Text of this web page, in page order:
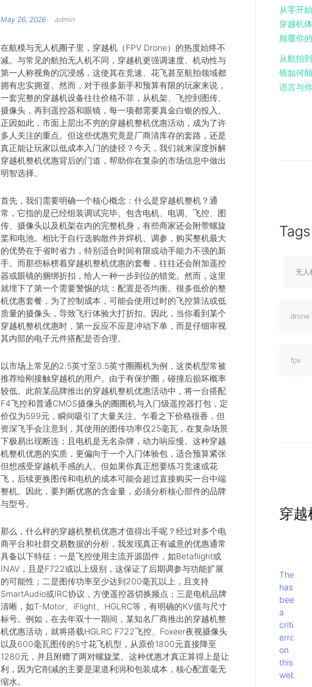
May 26, 2026 admin
在航模与无人机圈子里，穿越机（FPV Drone）的热度始终不
减。与常见的航拍无人机不同，穿越机更强调速度、机动性与
第一人称视角的沉浸感，这使其在竞速、花飞甚至航拍领域都
拥有忠实拥趸。然而，对于很多新手和预算有限的玩家来说，
一套完整的穿越机设备往往价格不菲，从机架、飞控到图传、
摄像头，再到遥控器和眼镜，每一项都需要真金白银的投入。
正因如此，市面上层出不穷的穿越机整机优惠活动，成为了许
多人关注的重点。但这些优惠究竟是厂商清库存的套路，还是
真正能让玩家以低成本入门的捷径？今天，我们就来深度拆解
穿越机整机优惠背后的门道，帮助你在复杂的市场信息中做出
明智选择。
首先，我们需要明确一个核心概念：什么是穿越机整机？通
常，它指的是已经组装调试完毕、包含电机、电调、飞控、图
传、摄像头以及机架在内的完整机身，有些商家还会附带螺旋
桨和电池。相比于自行选购散件并焊机、调参，购买整机最大
的优势在于省时省力，特别适合时间有限或动手能力不强的新
手。而那些标榜着穿越机整机优惠的套餐，往往还会附加遥控
器或眼镜的捆绑折扣，给人一种一步到位的错觉。然而，这里
就埋下了第一个需要警惕的坑：配置是否均衡。很多低价的整
机优惠套餐，为了控制成本，可能会使用过时的飞控算法或低
质量的摄像头，导致飞行体验大打折扣。因此，当你看到某个
穿越机整机优惠时，第一反应不应是冲动下单，而是仔细审视
其内部的电子元件搭配是否合理。
以市场上常见的2.5英寸至3.5英寸圈圈机为例，这类机型常被
推荐给刚接触穿越机的用户。由于有保护圈，碰撞后损坏概率
较低。此前某品牌推出的穿越机整机优惠活动中，将一台搭配
F4飞控和普通CMOS摄像头的圈圈机与入门级遥控器打包，定
价仅为599元，瞬间吸引了大量关注。乍看之下价格很香，但
资深飞手会注意到，其使用的图传功率仅25毫瓦，在复杂场景
下极易出现断连；且电机是无名杂牌，动力响应慢。这种穿越
机整机优惠的实质，更偏向于一个入门体验包，适合预算紧张
但想感受穿越机手感的人。但如果你真正想要练习竞速或花
飞，后续更换图传和电机的成本可能会超过直接购买一台中端
整机。因此，要判断优惠的含金量，必须分析核心部件的品牌
与型号。
那么，什么样的穿越机整机优惠才值得出手呢？经过对多个电
商平台和社群交易数据的分析，我发现真正有诚意的优惠通常
具备以下特征：一是飞控使用主流开源固件，如Betaflight或
INAV，且是F722或以上级别，这保证了后期调参与功能扩展
的可能性；二是图传功率至少达到200毫瓦以上，且支持
SmartAudio或IRC协议，方便遥控器切换频点；三是电机品牌
清晰，如T-Motor、iFlight、HGLRC等，有明确的KV值与尺寸
标号。例如，在去年双十一期间，某知名厂商推出的穿越机整
机优惠活动，就将搭载HGLRC F722飞控、Foxeer夜视摄像头
以及600毫瓦图传的5寸花飞机型，从原价1800元直接降至
1280元，并且附赠了两对螺旋桨。这种优惠才真正算得上是让
利，因为它削减的主要是渠道利润和包装成本，核心配置毫无
缩水。
从零开
穿越机
颠覆你
从航拍
镜如何
语言与
Tags
无人
drone
fpv
穿越
There
has
been
a
critical
error
on
this
website.